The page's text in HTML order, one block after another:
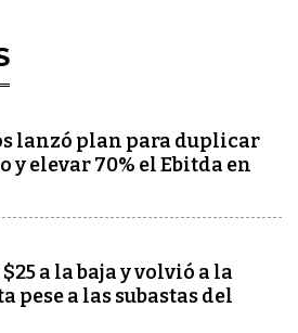
lanzó plan para duplicar
y elevar 70% el Ebitda en
a la baja y volvió a la
pese a las subastas del